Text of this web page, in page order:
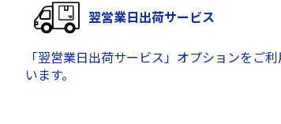
翌営業日出荷サービス
「翌営業日出荷サービス」オプションをご
います。